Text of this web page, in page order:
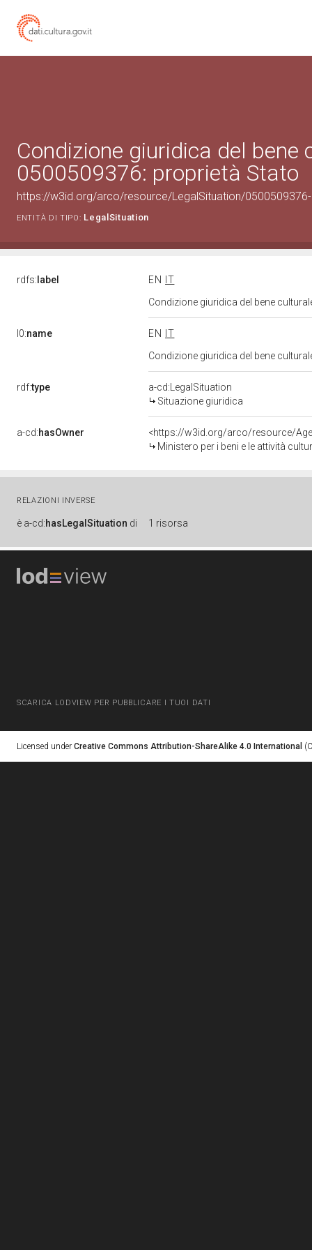
Condizione giuridica del bene
0500509376: proprietà Stato
https://w3id.org/arco/resource/LegalSituation/
ENTITÀ DI TIPO: LegalSituation
rdfs: label EN
IT
Condizione giuridica del bene
l0:name EN
IT
Condizione giuridica del bene
rdf:type
a-cd:LegalSituation
Situazione giuridica
a-cd:hasOwner
<https://w3id.org/arco/resource/
Ministero per i beni e le attività
RELAZIONI INVERSE
è a-cd:hasLegalSituation di 1 risorsa
SCARICA LODVIEW PER PUBBLICARE I TUOI DATI
Licensed under Creative Commons Attribution-ShareAlike 4.0 International